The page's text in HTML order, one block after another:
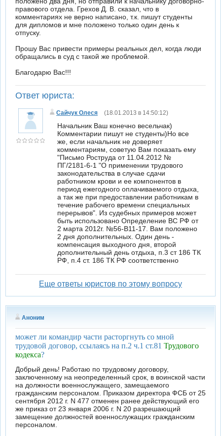
правового отдела. Грехов Д. В. сказал, что в
комментариях не верно написано, т.к. пишут студенты
для дипломов и мне положено только один день к
отпуску.
Прошу Вас привести примеры реальных дел, когда люди
обращались в суд с такой же проблемой.
Благодарю Вас!!!
Ответ юриста:
Сайчук Олеся (18.01.2013 в 14:50:12)
Начальник Ваш конечно весельчак)
Комментарии пишут не студенты)Но все
же, если начальник не доверяет
комментариям, советую Вам показать ему
"Письмо Роструда от 11.04.2012 №
ПГ/2181-6-1 "О применении трудового
законодательства в случае сдачи
работником крови и ее компонентов в
период ежегодного оплачиваемого отдыха,
а так же при предоставлении работникам в
течение рабочего времени специальных
перерывов". Из судебных примеров может
быть использовано Определение ВС РФ от
2 марта 2012г. №56-В11-17. Вам положено
2 дня дополнительных. Один день -
компенсация выходного дня, второй
дополнительный день отдыха, п.3 ст 186 ТК
РФ, п.4 ст. 186 ТК РФ соответственно
Еще ответы юристов по этому вопросу
Аноним
может ли командир части расторгнуть со мной
трудовой договор, ссылаясь на п.2 ч.1 ст.81 Трудового
кодекса?
Добрый день! Работаю по трудовому договору,
заключенному на неопределенный срок, в воинской части
на должности военнослужащего, замещаемого
гражданским персоналом. Приказом директора ФСБ от 25
сентября 2012 г. N 477 отменен ранее действующий его
же приказ от 23 января 2006 г. N 20 разрешающий
замещение должностей военнослужащих гражданским
персоналом.